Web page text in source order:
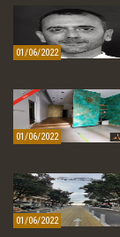
01/06/2022
01/06/2022
01/06/2022